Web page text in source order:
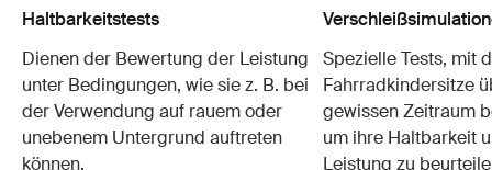
Haltbarkeitstests
Dienen der Bewertung der Leistung
unter Bedingungen, wie sie z. B. bei
der Verwendung auf rauem oder
unebenem Untergrund auftreten
können.
Spezielle Tests, mit
Fahrradkindersitze
gewissen Zeitraum
um ihre Haltbarkeit
Leistung zu